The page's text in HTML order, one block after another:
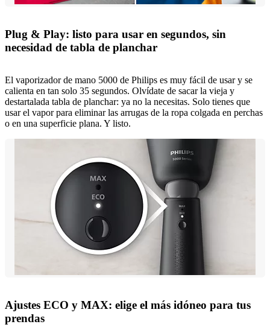
Plug & Play: listo para usar en segundos, sin
necesidad de tabla de planchar
El vaporizador de mano 5000 de Philips es muy fácil de usar y se
calienta en tan solo 35 segundos. Olvídate de sacar la vieja y
destartalada tabla de planchar: ya no la necesitas. Solo tienes que
usar el vapor para eliminar las arrugas de la ropa colgada en perchas
o en una superficie plana. Y listo.
Ajustes ECO y MAX: elige el más idóneo para tus
prendas